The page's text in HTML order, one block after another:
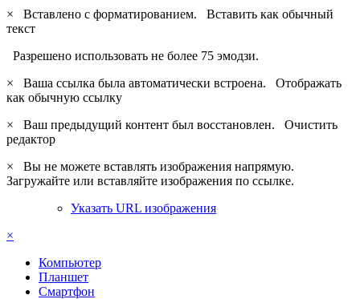
×
Вставлено с форматированием. Вставить как обычный
текст
Разрешено использовать не более 75 эмодзи.
×
Ваша ссылка была автоматически встроена. Отображать
как обычную ссылку
×
Ваш предыдущий контент был восстановлен. Очистить
редактор
×
Вы не можете вставлять изображения напрямую.
Загружайте или вставляйте изображения по ссылке.
Указать URL изображения
×
Компьютер
Планшет
Смартфон